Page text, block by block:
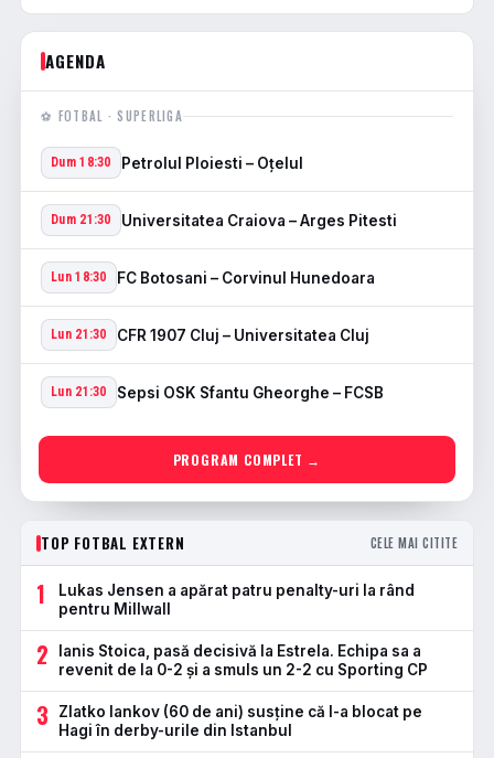
AGENDA
⚽ FOTBAL · SUPERLIGA
Dum 18:30 Petrolul Ploiesti – Oţelul
Dum 21:30 Universitatea Craiova – Arges Pitesti
Lun 18:30 FC Botosani – Corvinul Hunedoara
Lun 21:30 CFR 1907 Cluj – Universitatea Cluj
Lun 21:30 Sepsi OSK Sfantu Gheorghe – FCSB
PROGRAM COMPLET →
TOP FOTBAL EXTERN CELE MAI CITITE
1
Lukas Jensen a apărat patru penalty-uri la rând
pentru Millwall
2
Ianis Stoica, pasă decisivă la Estrela. Echipa sa a
revenit de la 0-2 și a smuls un 2-2 cu Sporting CP
3
Zlatko Iankov (60 de ani) susține că l-a blocat pe
Hagi în derby-urile din Istanbul